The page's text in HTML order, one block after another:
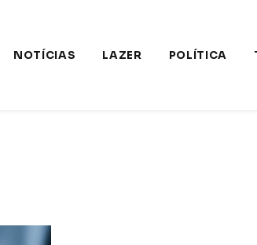
NOTÍCIAS LAZER POLÍTICA